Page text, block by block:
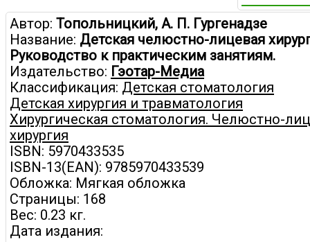
Автор: Топольницкий, А. П. Гургенадзе
Название: Детская челюстно-лицевая
Руководство к практическим занятиям.
Издательство: Гэотар-Медиа
Классификация: Детская стоматология
Детская хирургия и травматология
Хирургическая стоматология. Челюстно-
хирургия
ISBN: 5970433535
ISBN-13(EAN): 9785970433539
Обложка: Мягкая обложка
Страницы: 168
Вес: 0.23 кг.
Дата издания: